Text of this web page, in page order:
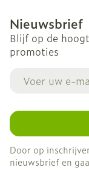
Nieuwsbrief
Blijf op de
promoties
Door op
nieuwsbrief en